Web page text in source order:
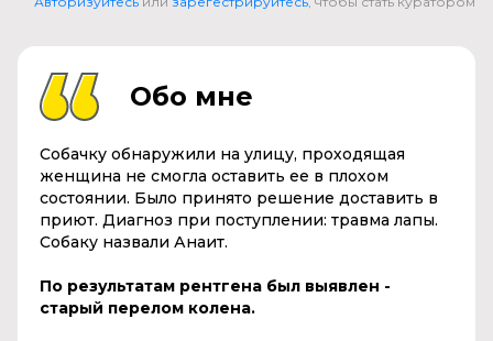
Обо мне
Собачку обнаружили на улицу, проходящая
женщина не смогла оставить ее в плохом
состоянии. Было принято решение доставить в
приют. Диагноз при поступлении: травма лапы.
Собаку назвали Анаит.
По результатам рентгена был выявлен -
старый перелом колена.